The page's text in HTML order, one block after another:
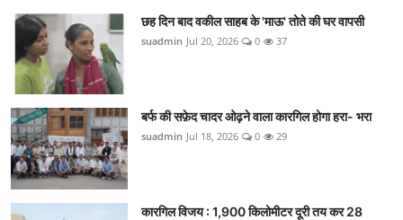
छह दिन बाद वकील साहब के 'माऊ' तोते की घर वापसी
suadmin Jul 20, 2026 0 37
बर्फ की सफ़ेद चादर ओढ़ने वाला कारगिल होगा हरा- भरा
suadmin Jul 18, 2026 0 29
कारगिल विजय : 1,900 किलोमीटर दूरी तय कर 28